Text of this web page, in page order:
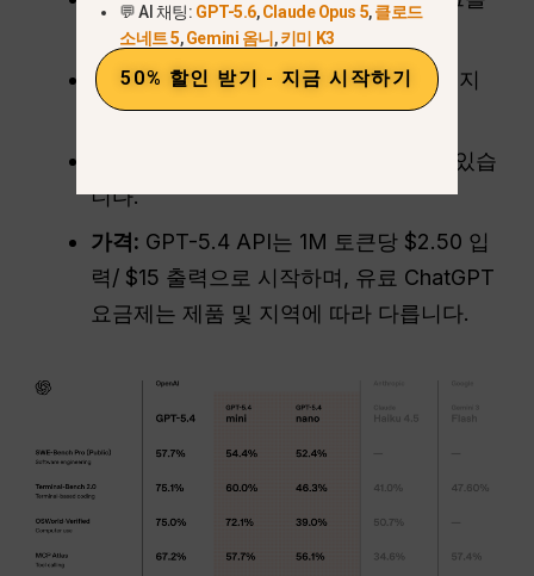
로, 혼합 작업
주요 강점:강력한 추론, 광범위한 도구 지
원, 이미지 + 비디오 에코시스템
프리미엄 모델은 느리고 비쌀 수 있습
니다.
가격: GPT-5.4 API는 1M 토큰당 $2.50 입
력/ $15 출력으로 시작하며, 유료 ChatGPT
요금제는 제품 및 지역에 따라 다릅니다.
💬 AI 채팅: GPT-5.6,Claude Opus 5,클로드
소네트 5,Gemini 옴니 ,키미 K3
50% 할인 받기 - 지금 시작하기